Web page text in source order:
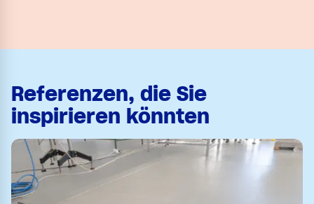
Referenzen, die Sie
inspirieren könnten